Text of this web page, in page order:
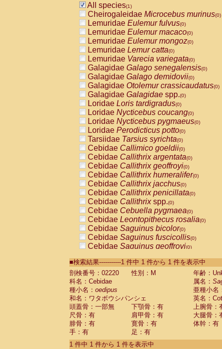
All species(1)
Cheirogaleidae Microcebus murinus(0)
Lemuridae Eulemur fulvus(0)
Lemuridae Eulemur macaco(0)
Lemuridae Eulemur mongoz(0)
Lemuridae Lemur catta(0)
Lemuridae Varecia variegata(0)
Galagidae Galago senegalensis(0)
Galagidae Galago demidovii(0)
Galagidae Otolemur crassicaudatus(0)
Galagidae Galagidae spp.(0)
Loridae Loris tardigradus(0)
Loridae Nycticebus coucang(0)
Loridae Nycticebus pygmaeus(0)
Loridae Perodicticus potto(0)
Tarsiidae Tarsius syrichta(0)
Cebidae Callimico goeldii(0)
Cebidae Callithrix argentata(0)
Cebidae Callithrix geoffroyi(0)
Cebidae Callithrix humeralifer(0)
Cebidae Callithrix jacchus(0)
Cebidae Callithrix penicillata(0)
Cebidae Callithrixspp.(0)
Cebidae Cebuella pygmaea(0)
Cebidae Leontopithecus rosalia(0)
Cebidae Saguinus bicolor(0)
Cebidae Saguinus fuscicollis(0)
Cebidae Saguinus geoffroyi(0)
CebidaeSaguinus labiatus(0)
Cebidae Saguinus leucopus (0)
Cebidae
Cebidae
CebidaeSaguinus nigricollis (0)
Cebidae Saguinus oedipus
Cebidae Saguinus weddelli
Cebidae Saguinusspp.
Cebidae Aotus trivirgatus
Cebidae Cebus albifrons
■検索結果-----------1 件中 1 件から 1 件を表示中
剖検番号：02220
性別：M
年齢：
科名：Cebidae
属名：
種小名： oedipus
亜種小名
和名：ワタボウシパンシェ
英名：
頭蓋骨：一部無
下顎骨：有
上腕骨：
尺骨：有
肩甲骨：有
大腿骨：
腓骨：有
寛骨：有
体幹：有
手：有
足：有
1 件中 1 件から 1 件を表示中